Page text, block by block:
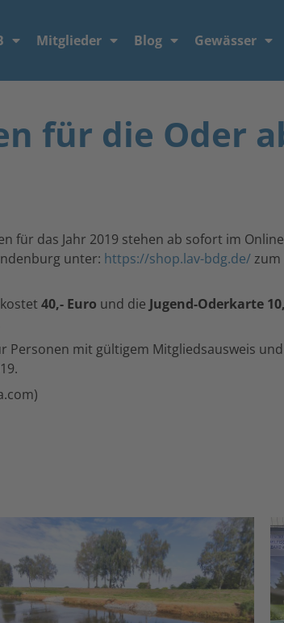
Mitglieder Blog Gewässer
für die Oder
für das Jahr 2019 stehen ab sofort im
unter: https://shop.lav-bdg.de/ zum
kostet 40,- Euro und die Jugend-Oderkarte
Personen mit gültigem Mitgliedsausweis und